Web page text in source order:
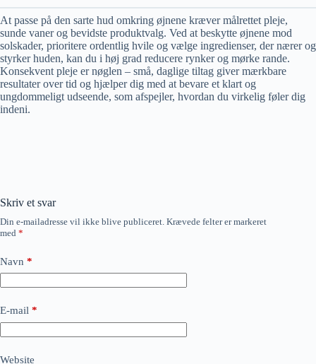
At passe på den sarte hud omkring øjnene kræver målrettet pleje,
sunde vaner og bevidste produktvalg. Ved at beskytte øjnene mod
solskader, prioritere ordentlig hvile og vælge ingredienser, der nærer og
styrker huden, kan du i høj grad reducere rynker og mørke rande.
Konsekvent pleje er nøglen – små, daglige tiltag giver mærkbare
resultater over tid og hjælper dig med at bevare et klart og
ungdommeligt udseende, som afspejler, hvordan du virkelig føler dig
indeni.
Skriv et svar
Din e-mailadresse vil ikke blive publiceret. Krævede felter er markeret
med *
Navn *
E-mail *
Website